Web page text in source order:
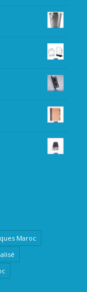
Maroc